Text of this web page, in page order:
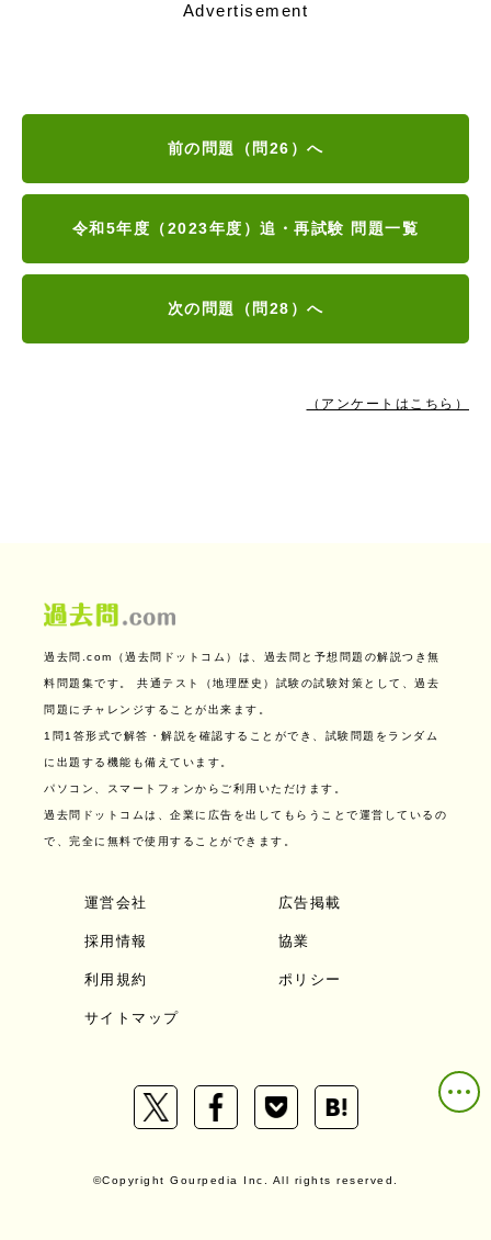
Advertisement
前の問題（問26）へ
令和5年度（2023年度）追・再試験 問題一覧
次の問題（問28）へ
（アンケートはこちら）
過去問.com（過去問ドットコム）は、過去問と予想問題の解説つき無
料問題集です。 共通テスト（地理歴史）試験の試験対策として、過去
問題にチャレンジすることが出来ます。
1問1答形式で解答・解説を確認することができ、試験問題をランダム
に出題する機能も備えています。
パソコン、スマートフォンからご利用いただけます。
過去問ドットコムは、企業に広告を出してもらうことで運営しているの
で、完全に無料で使用することができます。
運営会社 広告掲載
採用情報 協業
利用規約 ポリシー
サイトマップ
©Copyright Gourpedia Inc. All rights reserved.